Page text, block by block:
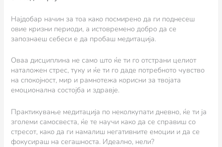
Најдобар начин за тоа како посмирено да ги поднесеш
овие кризни периоди, а истовремено добро да се
запознаеш себеси е да пробаш медитација.
Оваа дисциплина не само што ќе ти го отстрани целиот
наталожен стрес, туку и ќе ти го даде потребното чувство
на спокојност, мир и рамнотежа корисни за твојата
емоционална состојба и здравје.
Практикување медитација по неколкупати дневно, ќе ти ја
зголеми самосвеста, ќе те научи како да се справиш со
стресот, како да ги намалиш негативните емоции и да се
фокусираш на сегашноста. Идеално, нели?